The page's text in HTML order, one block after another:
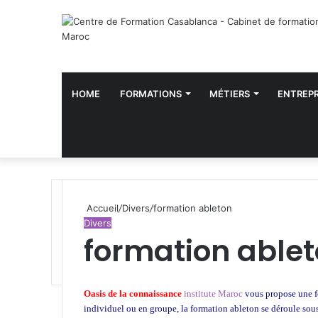
HOME FORMATIONS MÉTIERS
Accueil/Divers/formation ableton
Divers
formation
h
a
Oasis de la connaissance institute Maroc vous propose une
individuel ou en groupe, la formation ableton se déroule